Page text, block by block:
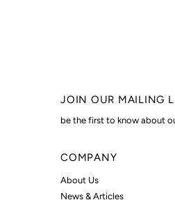
JOIN OUR MAILING
be the first to know about
COMPANY
About Us
News & Articles